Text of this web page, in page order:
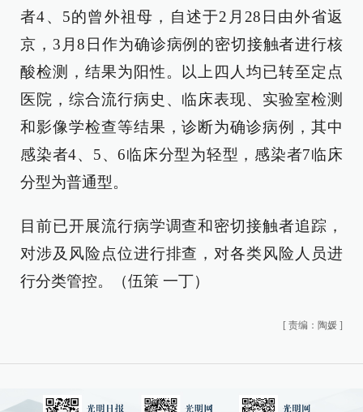
者4、5的曾外祖母，自述于2月28日由外省返
京，3月8日作为确诊病例的密切接触者进行核
酸检测，结果为阳性。以上四人均已转至定点
医院，综合流行病史、临床表现、实验室检测
和影像学检查等结果，诊断为确诊病例，其中
感染者4、5、6临床分型为轻型，感染者7临床
分型为普通型。
目前已开展流行病学调查和密切接触者追踪，
对涉及风险点位进行排查，对各类风险人员进
行分类管控。（伍策 一丁）
[ 责编：陶媛 ]